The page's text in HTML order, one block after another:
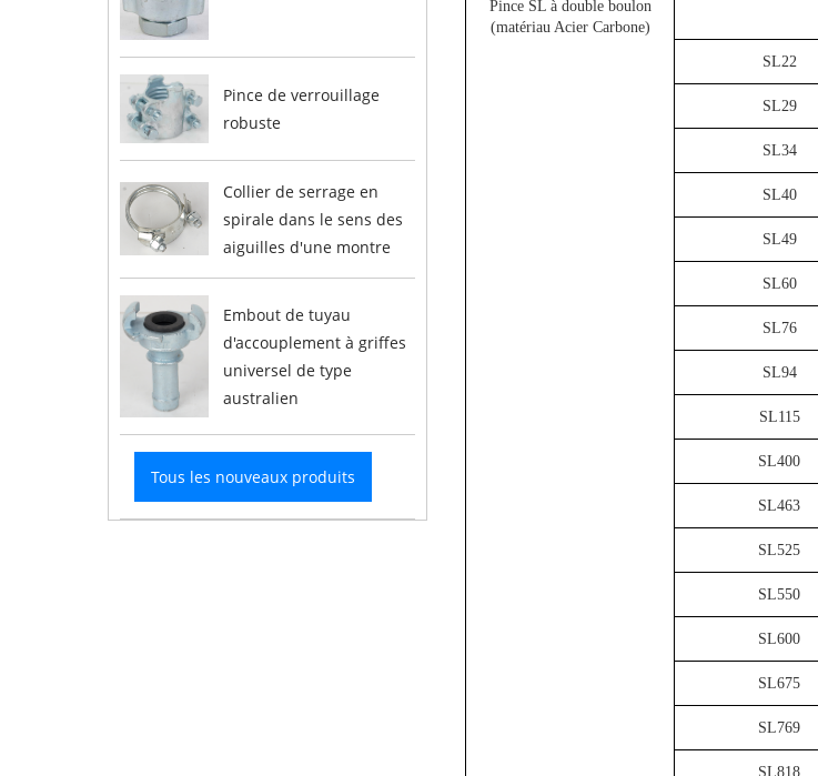
Pince de verrouillage
robuste
Collier de serrage en
spirale dans le sens des
aiguilles d'une montre
Embout de tuyau
d'accouplement à griffes
universel de type
australien
Tous les nouveaux produits
Pince SL à double boulon
(matériau Acier Carbone)
SL22
SL29
SL34
SL40
SL49
SL60
SL76
SL94
SL115
SL400
SL463
SL525
SL550
SL600
SL675
SL769
SL818